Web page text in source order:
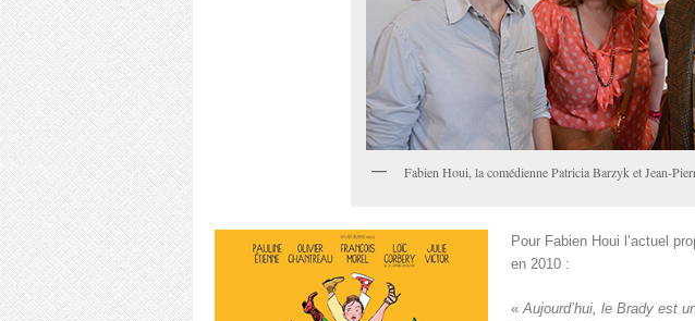
Fabien Houi, la comédienne Patricia Barzyk et Jean-
Pour Fabien Houi l’actuel
en 2010 :
«Aujourd’hui, le Brady est